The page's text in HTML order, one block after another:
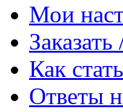
Мои
Как
Ответы